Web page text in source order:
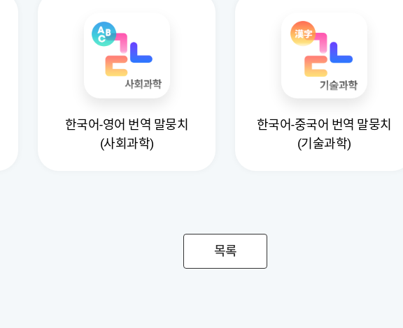
한국어-영어 번역 말뭉치
(사회과학)
한국어-중국어 번역 말뭉치
(기술과학)
목록